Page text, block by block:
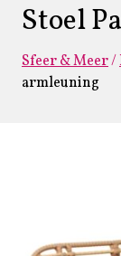
Stoel
Sfeer & Meer/
armleuning